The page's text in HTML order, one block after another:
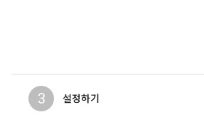
3 설정하기